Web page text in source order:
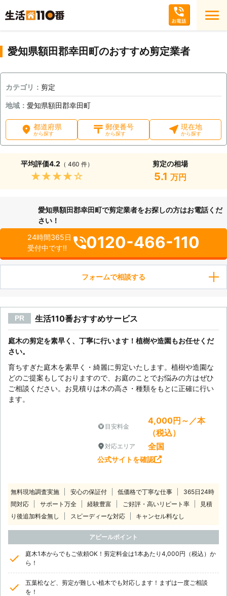
愛知県額田郡幸田町のおすすめ剪定業者
カテゴリ： 剪定
地域： 愛知県額田郡幸田町
都道府県
から探す
郵便番号
から探す
現在地
から探す
平均評価4.2 （ 460 件）
★★★★★
剪定の相場
5.1 万円
愛知県額田郡幸田町で剪定業者をお探しの方はお電話くだ
さい！
24時間365日
受付中です!!
0120-466-110
フォームで相談する
PR 生活110番おすすめサービス
庭木の剪定を素早く、丁寧に行います！植樹や造園もお任せくだ
さい。
育ちすぎた庭木を素早く・綺麗に剪定いたします。植樹や造園な
どのご提案もしておりますので、お庭のことでお悩みの方はぜひ
ご相談ください。お見積りは木の高さ・種類をもとに正確に行い
ます。
目安料金
4,000円～／本
（税込）
対応エリア 全国
公式サイトを確認
無料現地調査実施 安心の保証付 低価格で丁寧な仕事
365日24時
間対応
サポート万全 経験豊富 ご好評・高いリピート率
見積
り後追加料金無し
スピーディーな対応 キャンセル料なし
アピールポイント
庭木1本からでもご依頼OK！剪定料金は1本あたり4,000円（税込）か
ら！
五葉松など、剪定が難しい植木でも対応します！まずは一度ご相談
を！